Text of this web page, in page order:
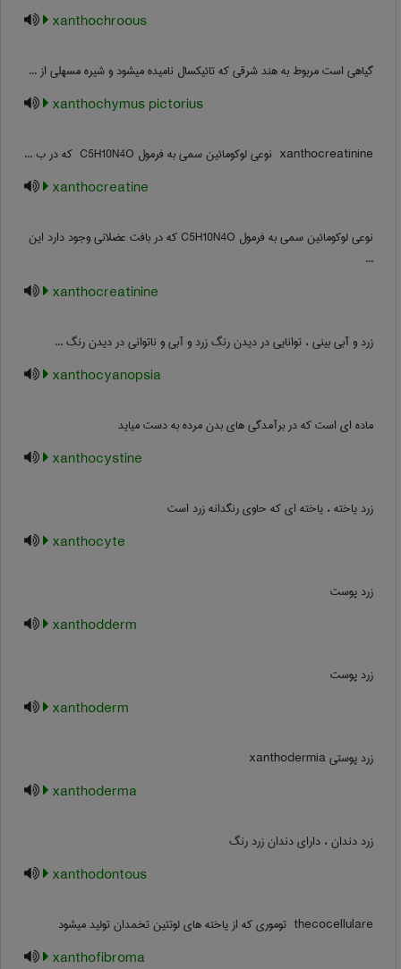
xanthochroous
گیاهی است مربوط به هند شرقی که تائیکسال نامیده میشود و شیره مسهلی از ...
xanthochymus pictorius
‎ xanthocreatinine نوعی لوکومائین سمی به فرمول ‎ C5H10N4O که در ب ...
xanthocreatine
نوعی لوکومائین سمی به فرمول C5H10N4O که در بافت عضلانی وجود دارد این
...
xanthocreatinine
زرد و آبی بینی ، توانایی در دیدن رنگ زرد و آبی و ناتوانی در دیدن رنگ ...
xanthocyanopsia
ماده ای است که در برآمدگی های بدن مرده به دست میاید
xanthocystine
زرد یاخته ، یاخته ای که حاوی رنگدانه زرد است
xanthocyte
زرد پوست
xanthodderm
زرد پوست
xanthoderm
زرد پوستی ‎xanthodermia
xanthoderma
زرد دندان ، دارای دندان زرد رنگ
xanthodontous
‎ thecocellulare توموری که از یاخته های لوتئین تخمدان تولید میشود
xanthofibroma